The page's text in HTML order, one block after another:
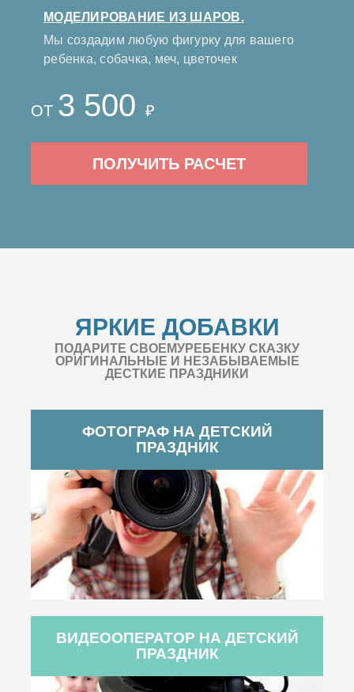
МОДЕЛИРОВАНИЕ ИЗ ШАРОВ.
Мы создадим любую фигурку для вашего
ребенка, собачка, меч, цветочек
ОТ 3 500 ₽
ПОЛУЧИТЬ РАСЧЕТ
ЯРКИЕ ДОБАВКИ
ПОДАРИТЕ СВОЕМУРЕБЕНКУ СКАЗКУ
ОРИГИНАЛЬНЫЕ И НЕЗАБЫВАЕМЫЕ
ДЕСТКИЕ ПРАЗДНИКИ
ФОТОГРАФ НА ДЕТСКИЙ
ПРАЗДНИК
ВИДЕООПЕРАТОР НА ДЕТСКИЙ
ПРАЗДНИК